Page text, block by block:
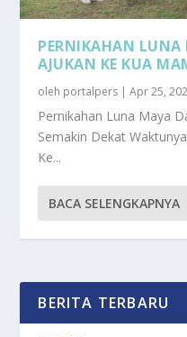
PERNIKAHAN
AJUKAN KE KUA
oleh portalpers |Apr 25,
Pernikahan Luna Maya
Semakin Dekat
Ke...
BACA SELENGKAPNYA
BERITA TERBARU